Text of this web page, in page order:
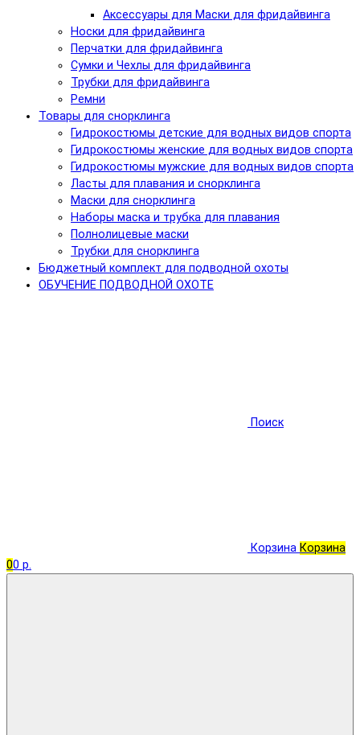
Аксессуары для Маски для фридайвинга
Носки для фридайвинга
Перчатки для фридайвинга
Сумки и Чехлы для фридайвинга
Трубки для фридайвинга
Ремни
Товары для снорклинга
Гидрокостюмы детские для водных видов спорта
Гидрокостюмы женские для водных видов спорта
Гидрокостюмы мужские для водных видов спорта
Ласты для плавания и снорклинга
Маски для снорклинга
Наборы маска и трубка для плавания
Полнолицевые маски
Трубки для снорклинга
Бюджетный комплект для подводной охоты
ОБУЧЕНИЕ ПОДВОДНОЙ ОХОТЕ
Поиск
Корзина Корзина
00 р.